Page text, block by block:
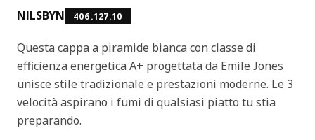
NILSBYN 406.127.10
Questa cappa a piramide bianca con classe di
efficienza energetica A+ progettata da Emile Jones
unisce stile tradizionale e prestazioni moderne. Le 3
velocità aspirano i fumi di qualsiasi piatto tu stia
preparando.